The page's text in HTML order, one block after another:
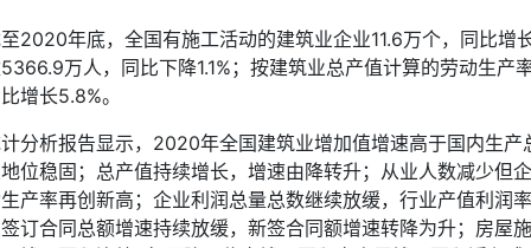
2020年底，全国有施工活动的建筑业企业11.6万个，同比增
万人，同比下降1.1%；按建筑业总产值计算的劳动生产
增长5.8%。
分析报告显示，2020年全国建筑业增加值增速高于国内生产
位稳固；总产值持续增长，增速由降转升；从业人数减少但
产率再创新高；企业利润总量总数继续放缓，行业产值利润
订合同总额增速持续放缓，新签合同额增速转降为升；房屋